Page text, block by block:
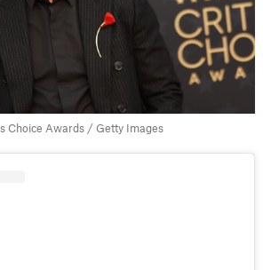
Choice Awards / Getty Images